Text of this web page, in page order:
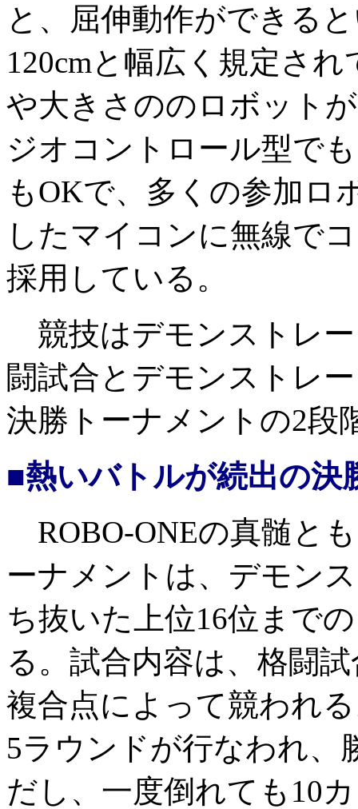
と、屈伸動作ができる
120cmと幅広く規定さ
や大きさののロボット
ジオコントロール型で
もOKで、多くの参加ロ
したマイコンに無線で
採用している。
競技はデモンストレ
闘試合とデモンストレ
決勝トーナメントの2段
■熱いバトルが続出の決
ROBO-ONEの真髄と
ーナメントは、デモン
ち抜いた上位16位まで
る。試合内容は、格闘
複合点によって競われ
5ラウンドが行なわれ、
だし、一度倒れても10